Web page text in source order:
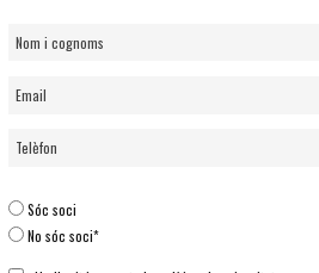
Sóc soci
No sóc soci*